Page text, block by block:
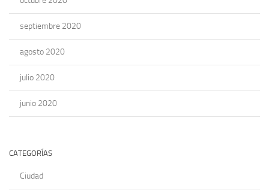
septiembre 2020
agosto 2020
julio 2020
junio 2020
CATEGORÍAS
Ciudad